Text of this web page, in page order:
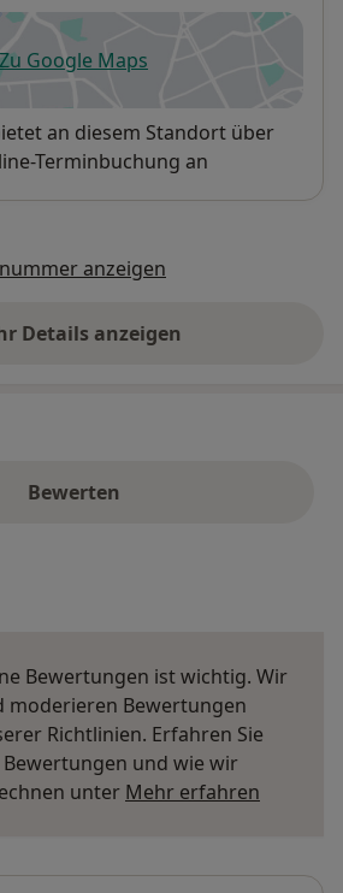
Zu Google Mapsöffnet in einer neuen
an diesem Standort über
Terminbuchung an
anzeigen
Details anzeigen
über die Adresse
Bewerten
Bewertungen ist wichtig. Wir
moderieren Bewertungen
Richtlinien. Erfahren Sie
und wie wir
unter Mehr erfahren